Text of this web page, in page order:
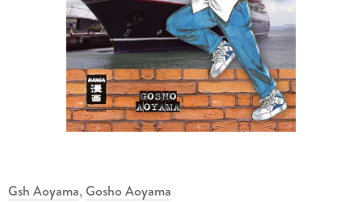
Gsh Aoyama, Gosho Aoyama